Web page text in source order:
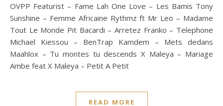
OVPP Featurist – Fame Lah One Love – Les Bamis Tony
Sunshine – Femme Africaine Rythmz ft Mr Leo – Madame
Tout Le Monde Pit Bacardi – Arretez Franko – Telephone
Michael Kiessou – BenTrap Kamdem – Mets dedans
Maahlox – Tu montes tu descends X Maleya – Mariage
Ambe feat X Maleya – Petit A Petit
READ MORE